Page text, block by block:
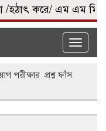
/হঠাৎ করে/ এম এম
Toggle
পরীক্ষার প্রশ্ন ফাঁস